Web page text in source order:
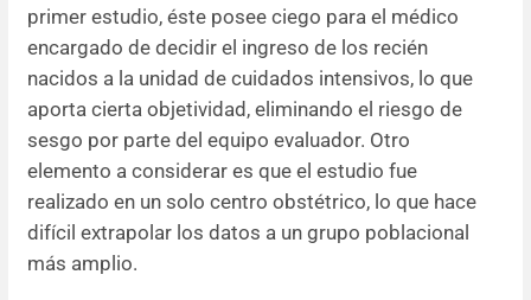
primer estudio, éste posee ciego para el médico
encargado de decidir el ingreso de los recién
nacidos a la unidad de cuidados intensivos, lo que
aporta cierta objetividad, eliminando el riesgo de
sesgo por parte del equipo evaluador. Otro
elemento a considerar es que el estudio fue
realizado en un solo centro obstétrico, lo que hace
difícil extrapolar los datos a un grupo poblacional
más amplio.